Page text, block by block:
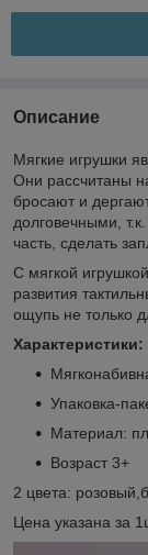
Описание
Мягкие игрушки
Они рассчитаны
бросают и
долговечными,
часть, сделать
С мягкой
развития
ощупь не только
Характеристики:
Упаковка-
Материал:
Возраст 3+
2 цвета:
Цена указана за